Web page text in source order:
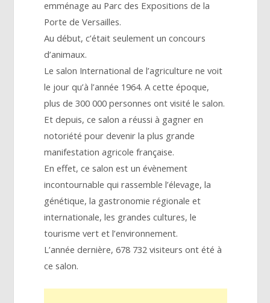
emménage au Parc des Expositions de la
Porte de Versailles.
Au début, c’était seulement un concours
d’animaux.
Le salon International de l’agriculture ne voit
le jour qu’à l’année 1964. A cette époque,
plus de 300 000 personnes ont visité le salon.
Et depuis, ce salon a réussi à gagner en
notoriété pour devenir la plus grande
manifestation agricole française.
En effet, ce salon est un évènement
incontournable qui rassemble l’élevage, la
génétique, la gastronomie régionale et
internationale, les grandes cultures, le
tourisme vert et l’environnement.
L’année dernière, 678 732 visiteurs ont été à
ce salon.